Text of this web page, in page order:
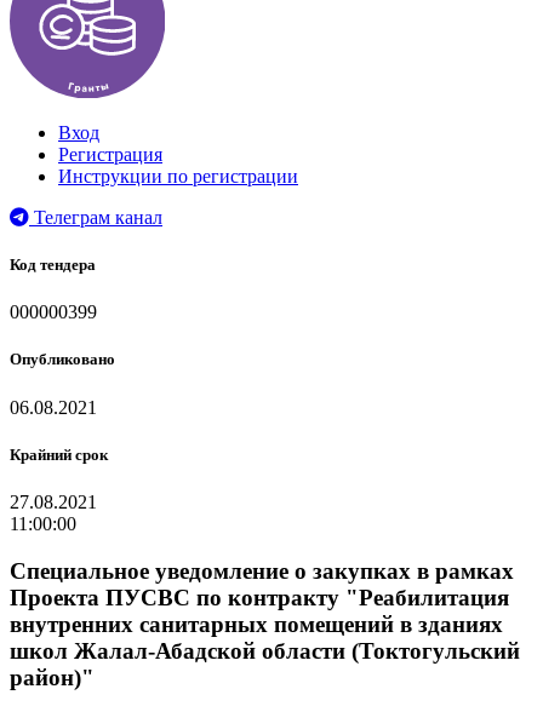
Вход
Регистрация
Инструкции по регистрации
Телеграм канал
Код тендера
000000399
Опубликовано
06.08.2021
Крайний срок
27.08.2021
11:00:00
Специальное уведомление о закупках в рамках
Проекта ПУСВС по контракту "Реабилитация
внутренних санитарных помещений в зданиях
школ Жалал-Абадской области (Токтогульский
район)"